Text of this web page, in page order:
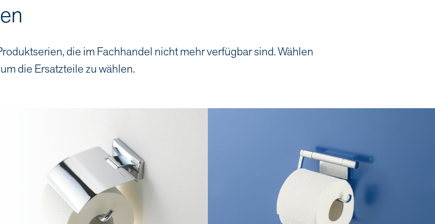
die im Fachhandel nicht mehr verfügbar sind. Wählen
die Ersatzteile zu wählen.